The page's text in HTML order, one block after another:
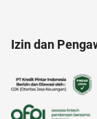
17 agustus
Izin dan